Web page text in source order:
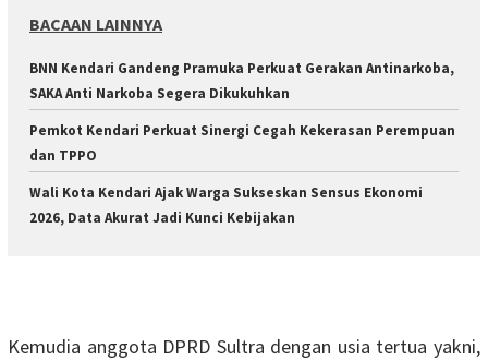
BACAAN LAINNYA
BNN Kendari Gandeng Pramuka Perkuat Gerakan Antinarkoba,
SAKA Anti Narkoba Segera Dikukuhkan
Pemkot Kendari Perkuat Sinergi Cegah Kekerasan Perempuan
dan TPPO
Wali Kota Kendari Ajak Warga Sukseskan Sensus Ekonomi
2026, Data Akurat Jadi Kunci Kebijakan
Kemudia anggota DPRD Sultra dengan usia tertua yakni,